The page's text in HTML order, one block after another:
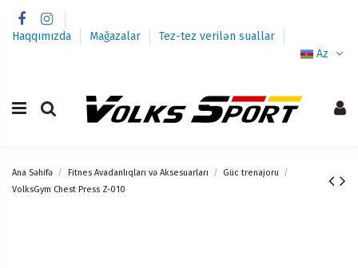
Haqqımızda Mağazalar
Tez-tez verilən suallar
Az
Ana Səhifə Fitnes Avadanlıqları və Aksesuarları
Güc trenajoru
VolksGym Chest Press Z-010